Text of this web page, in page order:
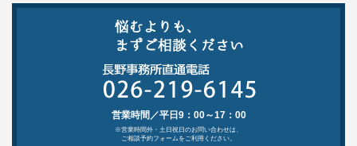
営業時間／平日9：00～17：00
※営業時間外・土日祝日のお問い合わせは、
ご相談予約フォームをご利用ください。